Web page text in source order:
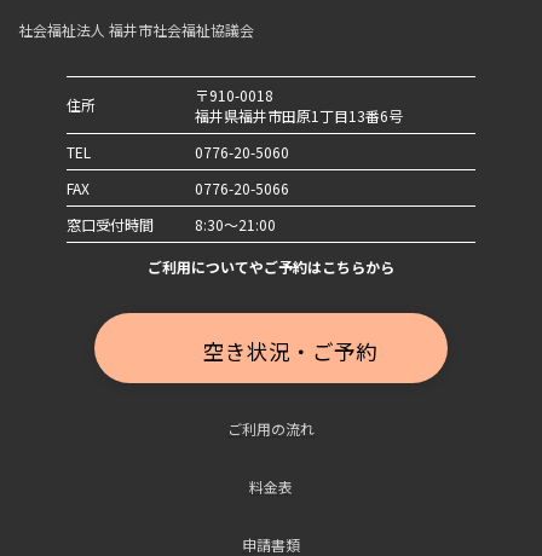
社会福祉法人 福井市社会福祉協議会
住所
〒910-0018
福井県福井市田原1丁目13番6号
TEL
0776-20-5060
FAX
0776-20-5066
窓口受付時間
8:30～21:00
ご利用についてやご予約はこちらから
空き状況・ご予約
ご利用の流れ
料金表
申請書類